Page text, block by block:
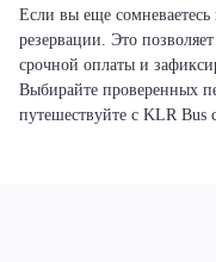
Если вы еще сомневаетесь
резервации. Это
срочной оплаты и
Выбирайте проверенных
путешествуйте с KLR Bus